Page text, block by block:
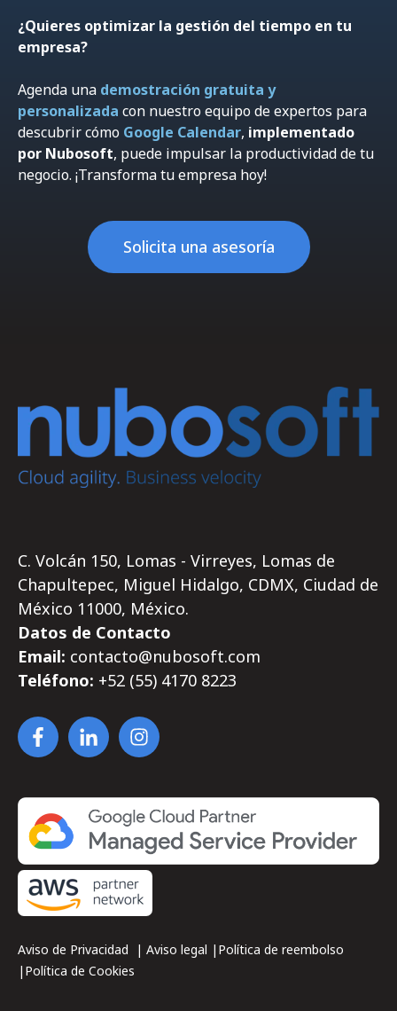
¿Quieres optimizar la gestión del tiempo en tu
empresa?
Agenda una demostración gratuita y
personalizada con nuestro equipo de expertos para
descubrir cómo Google Calendar, implementado
por Nubosoft, puede impulsar la productividad de tu
negocio. ¡Transforma tu empresa hoy!
Solicita una asesoría
C. Volcán 150, Lomas - Virreyes, Lomas de
Chapultepec, Miguel Hidalgo, CDMX, Ciudad de
México 11000, México.
Datos de Contacto
Email: contacto@nubosoft.com
Teléfono: +52 (55) 4170 8223
Aviso de Privacidad | Aviso legal | Política de reembolso
| Política de Cookies